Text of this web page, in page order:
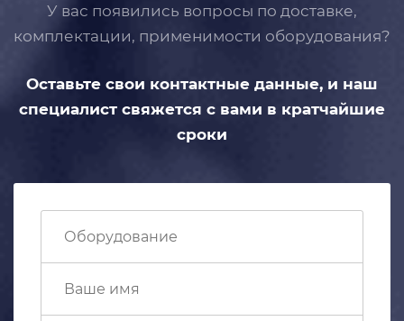
У вас появились вопросы по доставке,
комплектации, применимости оборудования?
Оставьте свои контактные данные, и наш
специалист свяжется с вами в кратчайшие
сроки